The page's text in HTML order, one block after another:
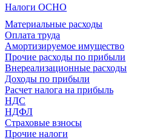
Налоги ОСНО
Материальные расходы
Оплата труда
Амортизируемое имущество
Прочие расходы по прибыли
Внереализационные расходы
Доходы по прибыли
Расчет налога на прибыль
НДС
НДФЛ
Страховые взносы
Прочие налоги